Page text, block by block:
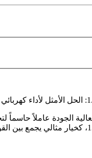
الجودة عاملاً